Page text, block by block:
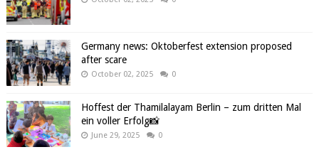
Germany news: Oktoberfest extension proposed
after scare
October 02, 2025 0
Hoffest der Thamilalayam Berlin – zum dritten Mal
ein voller Erfolg📸
June 29, 2025 0